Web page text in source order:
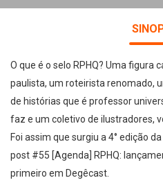
O que é o selo RPHQ? Uma figura
paulista, um roteirista renomado,
de histórias que é professor
faz e um coletivo de ilustradores,
Foi assim que surgiu a 4° edição
post #55 [Agenda] RPHQ:
primeiro em Degêcast.